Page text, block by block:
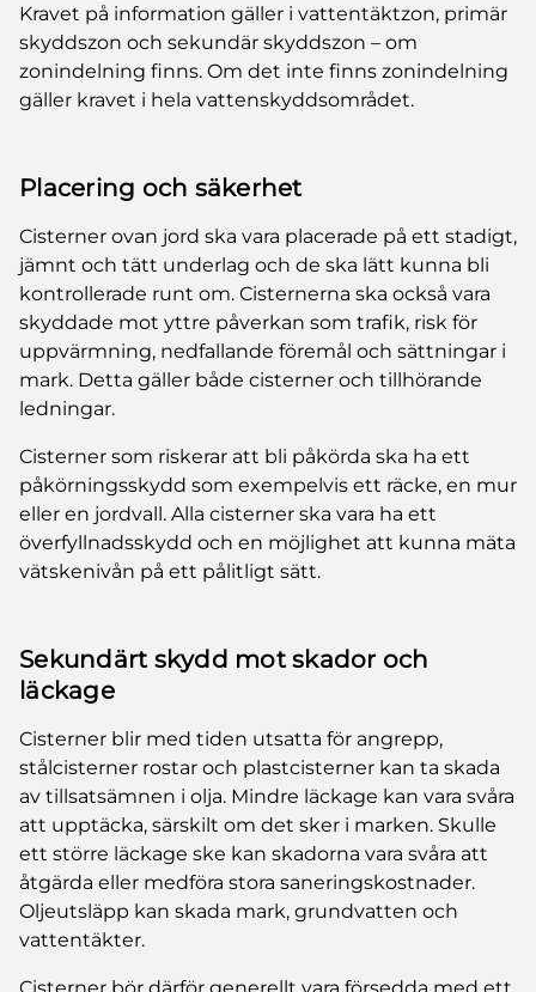
Kravet på information gäller i vattentäktzon, primär
skyddszon och sekundär skyddszon – om
zonindelning finns. Om det inte finns zonindelning
gäller kravet i hela vattenskyddsområdet.
Placering och säkerhet
Cisterner ovan jord ska vara placerade på ett stadigt,
jämnt och tätt underlag och de ska lätt kunna bli
kontrollerade runt om. Cisternerna ska också vara
skyddade mot yttre påverkan som trafik, risk för
uppvärmning, nedfallande föremål och sättningar i
mark. Detta gäller både cisterner och tillhörande
ledningar.
Cisterner som riskerar att bli påkörda ska ha ett
påkörningsskydd som exempelvis ett räcke, en mur
eller en jordvall. Alla cisterner ska vara ha ett
överfyllnadsskydd och en möjlighet att kunna mäta
vätskenivån på ett pålitligt sätt.
Sekundärt skydd mot skador och
läckage
Cisterner blir med tiden utsatta för angrepp,
stålcisterner rostar och plastcisterner kan ta skada
av tillsatsämnen i olja. Mindre läckage kan vara svåra
att upptäcka, särskilt om det sker i marken. Skulle
ett större läckage ske kan skadorna vara svåra att
åtgärda eller medföra stora saneringskostnader.
Oljeutsläpp kan skada mark, grundvatten och
vattentäkter.
Cisterner bör därför generellt vara försedda med ett